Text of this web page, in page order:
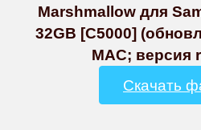
Marshmallow для
32GB [C5000]
MAC; версия
Скачать